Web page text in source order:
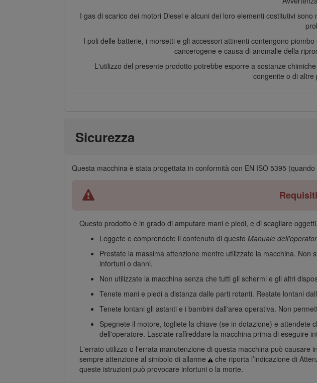
I gas di scarico dei motori Diesel e alcuni dei loro elementi costitutivi
I poli delle batterie, i morsetti e gli accessori attinenti contengono
cancerogene e causa di anomalie della
L'utilizzo del presente prodotto potrebbe esporre a sostanze
congenite o di altre
Sicurezza
Questa macchina è stata progettata in conformità con EN ISO 5395
Questo prodotto è in grado di amputare mani e piedi, e di scagliare
Leggete e comprendete il contenuto di questo Manuale
Prestate la massima attenzione mentre utilizzate la macchina.
infortuni o danni.
Non utilizzate la macchina senza che tutti gli schermi e gli altri
Tenete mani e piedi a distanza dalle parti rotanti. Restate lontani
Tenete lontani gli astanti e i bambini dall'area operativa. Non
Spegnete il motore, togliete la chiave (se in dotazione) e
dell'operatore. Lasciate raffreddare la macchina prima di eseguire
L'errato utilizzo o l'errata manutenzione di questa macchina può
sempre attenzione al simbolo di allarme
che riporta l’indicazione di
queste istruzioni può provocare infortuni o la morte.